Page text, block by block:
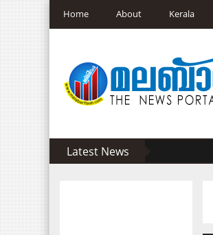
Home About Kerala
Latest News